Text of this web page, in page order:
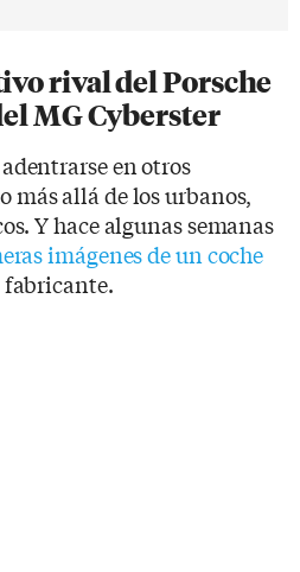
rival del Porsche
MG Cyberster
en otros
más allá de los urbanos,
Y hace algunas semanas
imágenes de un coche
fabricante.